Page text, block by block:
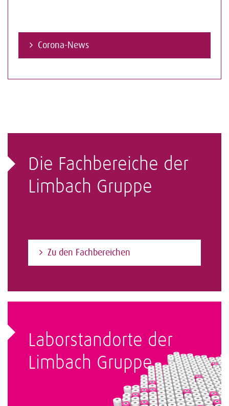
Corona-News
Die Fachbereiche der
Limbach Gruppe
Zu den Fachbereichen
Laborstandorte der
Limbach Gruppe